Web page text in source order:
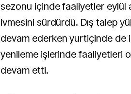
sezonu içinde faaliyetler eylül
ivmesini sürdürdü. Dış talep
devam ederken yurtiçinde de
yenileme işlerinde faaliyetleri
devam etti.